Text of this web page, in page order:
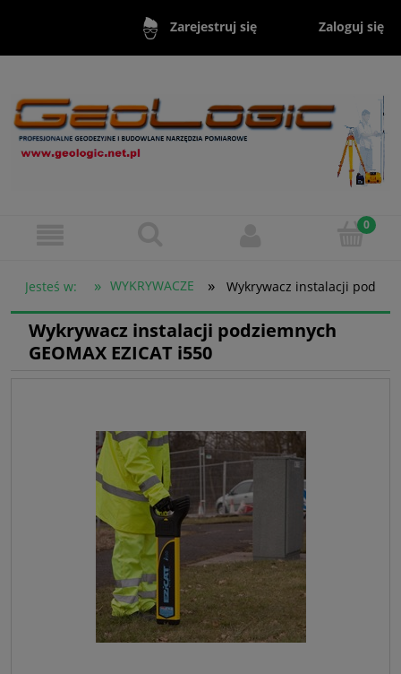
Zarejestruj się Zaloguj się
Jesteś w: » WYKRYWACZE » Wykrywacz instalacji
Wykrywacz instalacji podziemnych
GEOMAX EZICAT i550